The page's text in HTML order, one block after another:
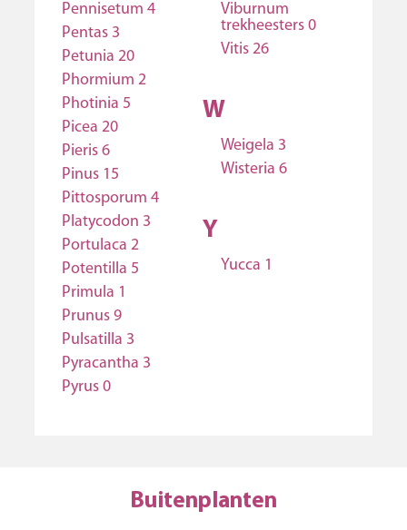
Pennisetum 4
Pentas 3
Petunia 20
Phormium 2
Photinia 5
Picea 20
Pieris 6
Pinus 15
Pittosporum 4
Platycodon 3
Portulaca 2
Potentilla 5
Primula 1
Prunus 9
Pulsatilla 3
Pyracantha 3
Pyrus 0
Viburnum
trekheesters 0
Vitis 26
W
Weigela 3
Wisteria 6
Y
Yucca 1
Buitenplanten